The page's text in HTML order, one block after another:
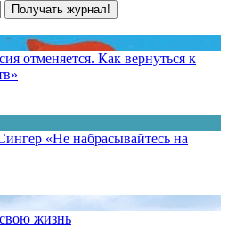
Получать журнал!
отменяется. Как вернуться к
«Не набрасывайтесь на
жизнь